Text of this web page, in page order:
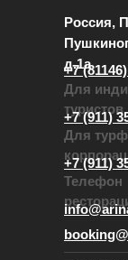
Россия,
д.1а
+7
Для
туристов
+7 (911)
Для
+7 (911)
Телефон